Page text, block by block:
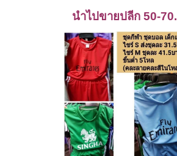
นำไปขายปลีก 50-